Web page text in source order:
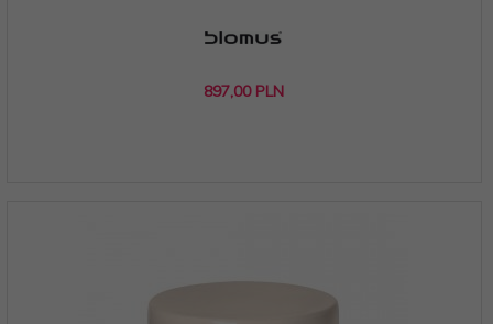
897,00 PLN